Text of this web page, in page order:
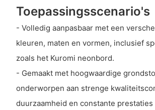
Toepassingsscenario's
- Volledig aanpasbaar met een
kleuren, maten en vormen, inclusief
zoals het Kuromi neonbord.
- Gemaakt met hoogwaardige
onderworpen aan strenge
duurzaamheid en constante